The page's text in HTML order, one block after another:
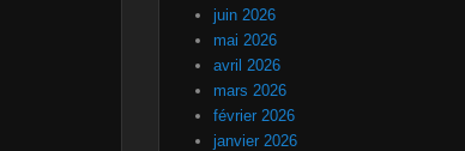
juin 2026
mai 2026
avril 2026
mars 2026
février 2026
janvier 2026